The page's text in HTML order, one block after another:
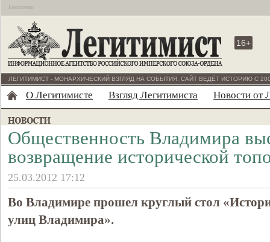
Бесплатно
16+
ЛЕГИТИМИСТ - МОНАРХИЧЕСКИЙ ВЗГЛЯД НА СОБЫТИЯ. САЙТ ВЕДЁТ ИСТОРИЮ С
О Легитимисте Взгляд Легитимиста Новости от
Общественность Владимира
возвращение исторической
25.03.2012 17:12
Во Владимире прошел круглый стол
улиц Владимира».